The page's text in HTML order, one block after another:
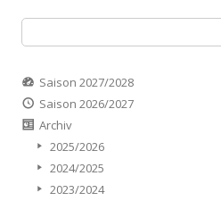
nach:
Saison 2027/2028
Saison 2026/2027
Archiv
2025/2026
2024/2025
2023/2024